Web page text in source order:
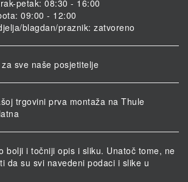
petak: 08:30 - 16:00
09:00 - 12:00
blagdan/praznik: zatvoreno
sve naše posjetitelje
trgovini prva montaža na Thule
bolji i točniji opis i sliku. Unatoč tome, ne
da su svi navedeni podaci i slike u